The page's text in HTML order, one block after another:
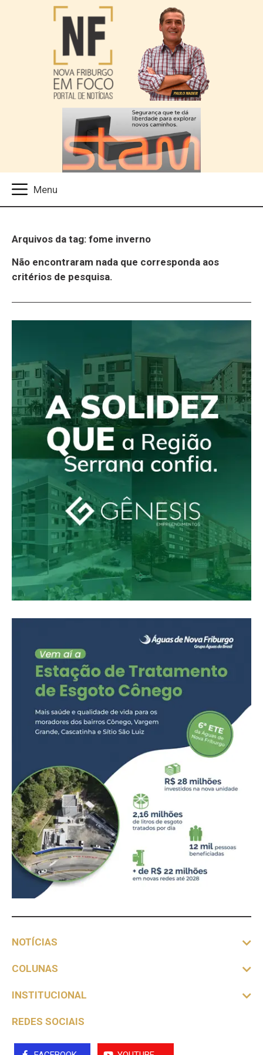
Arquivos da tag: fome inverno
Não encontraram nada que corresponda aos
critérios de pesquisa.
NOTÍCIAS
COLUNAS
INSTITUCIONAL
REDES SOCIAIS